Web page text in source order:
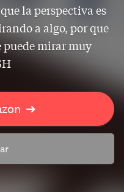
la perspectiva es
a algo, por que
puede mirar muy
➔